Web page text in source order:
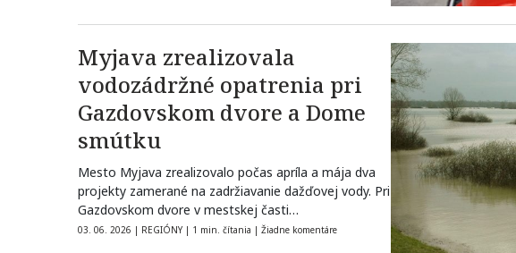
Myjava zrealizovala
vodozádržné opatrenia pri
Gazdovskom dvore a Dome
smútku
Mesto Myjava zrealizovalo počas apríla a mája dva
projekty zamerané na zadržiavanie dažďovej vody. Pri
Gazdovskom dvore v mestskej časti…
03. 06. 2026 | REGIÓNY | 1 min. čítania | Žiadne komentáre